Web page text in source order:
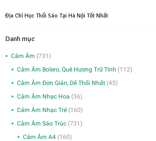
Địa Chỉ Học Thổi Sáo Tại Hà Nội Tốt Nhất
Danh mục
Cảm Âm (731)
Cảm Âm Bolero, Quê Hương Trữ Tình (112)
Cảm Âm Đơn Giản, Dễ Thổi Nhất (45)
Cảm Âm Nhạc Hoa (36)
Cảm Âm Nhạc Trẻ (160)
Cảm Âm Sáo Trúc (731)
Cảm Âm A4 (160)